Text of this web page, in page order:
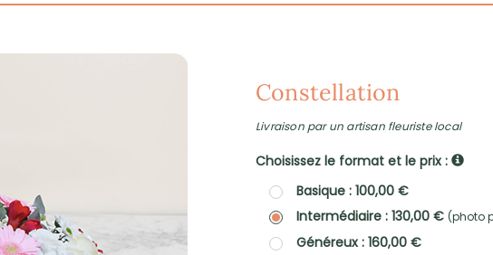
Constellation
Livraison par un artisan fleuriste local
Choisissez le format et le prix :
Basique : 100,00 €
Intermédiaire : 130,00 € (photo
Généreux : 160,00 €